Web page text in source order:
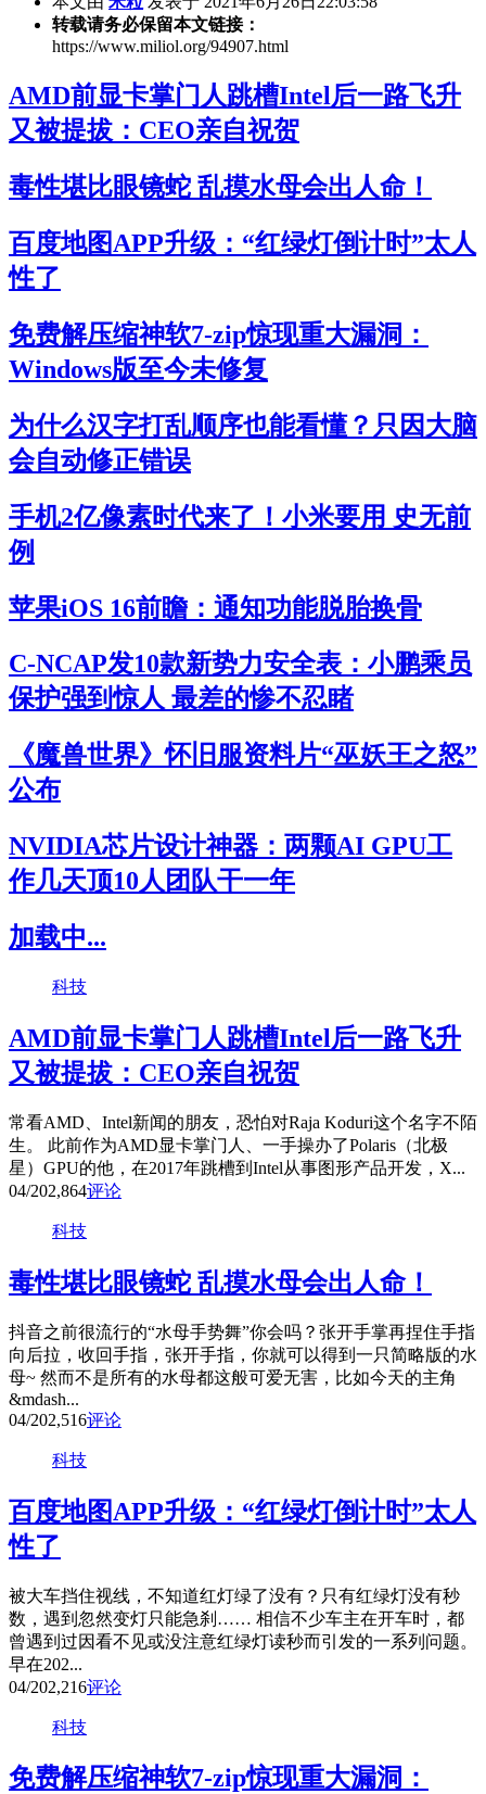
转载请务必保留本文链接：
https://www.miliol.org/94907.html
AMD前显卡掌门人跳槽Intel后一路飞升
又被提拔：CEO亲自祝贺
毒性堪比眼镜蛇 乱摸水母会出人命！
百度地图APP升级：“红绿灯倒计时”太人
性了
免费解压缩神软7-zip惊现重大漏洞：
Windows版至今未修复
为什么汉字打乱顺序也能看懂？只因大脑
会自动修正错误
手机2亿像素时代来了！小米要用 史无前
例
苹果iOS 16前瞻：通知功能脱胎换骨
C-NCAP发10款新势力安全表：小鹏乘员
保护强到惊人 最差的惨不忍睹
《魔兽世界》怀旧服资料片“巫妖王之怒”
公布
NVIDIA芯片设计神器：两颗AI GPU工
作几天顶10人团队干一年
加载中...
科技
AMD前显卡掌门人跳槽Intel后一路飞升
又被提拔：CEO亲自祝贺
常看AMD、Intel新闻的朋友，恐怕对Raja Koduri这个名字不陌
生。 此前作为AMD显卡掌门人、一手操办了Polaris（北极
星）GPU的他，在2017年跳槽到Intel从事图形产品开发，X...
04/202,864评论
科技
毒性堪比眼镜蛇 乱摸水母会出人命！
抖音之前很流行的“水母手势舞”你会吗？张开手掌再捏住手指
向后拉，收回手指，张开手指，你就可以得到一只简略版的水
母~ 然而不是所有的水母都这般可爱无害，比如今天的主角
&mdash...
04/202,516评论
科技
百度地图APP升级：“红绿灯倒计时”太人
性了
被大车挡住视线，不知道红灯绿了没有？只有红绿灯没有秒
数，遇到忽然变灯只能急刹…… 相信不少车主在开车时，都
曾遇到过因看不见或没注意红绿灯读秒而引发的一系列问题。
早在202...
04/202,216评论
科技
免费解压缩神软7-zip惊现重大漏洞：